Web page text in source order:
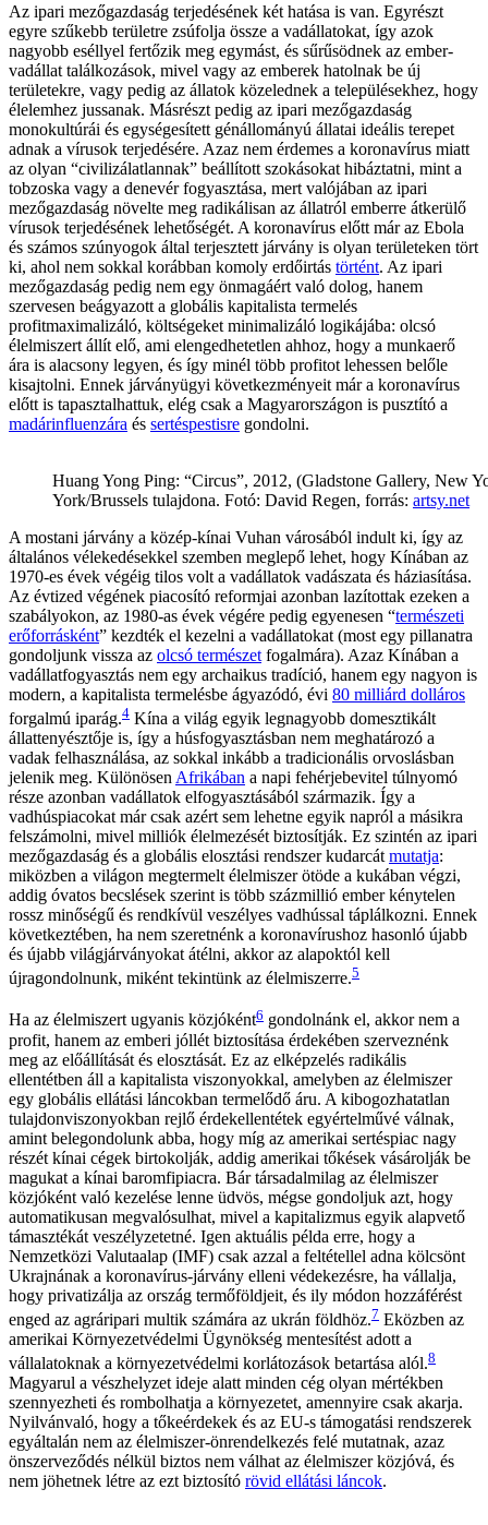
Az ipari mezőgazdaság terjedésének két hatása is van. Egyrészt
egyre szűkebb területre zsúfolja össze a vadállatokat, így azok
nagyobb eséllyel fertőzik meg egymást, és sűrűsödnek az ember-
vadállat találkozások, mivel vagy az emberek hatolnak be új
területekre, vagy pedig az állatok közelednek a településekhez, hogy
élelemhez jussanak. Másrészt pedig az ipari mezőgazdaság
monokultúrái és egységesített génállományú állatai ideális terepet
adnak a vírusok terjedésére. Azaz nem érdemes a koronavírus miatt
az olyan “civilizálatlannak” beállított szokásokat hibáztatni, mint a
tobzoska vagy a denevér fogyasztása, mert valójában az ipari
mezőgazdaság növelte meg radikálisan az állatról emberre átkerülő
vírusok terjedésének lehetőségét. A koronavírus előtt már az Ebola
és számos szúnyogok által terjesztett járvány is olyan területeken tört
ki, ahol nem sokkal korábban komoly erdőirtás történt. Az ipari
mezőgazdaság pedig nem egy önmagáért való dolog, hanem
szervesen beágyazott a globális kapitalista termelés
profitmaximalizáló, költségeket minimalizáló logikájába: olcsó
élelmiszert állít elő, ami elengedhetetlen ahhoz, hogy a munkaerő
ára is alacsony legyen, és így minél több profitot lehessen belőle
kisajtolni. Ennek járványügyi következményeit már a koronavírus
előtt is tapasztalhattuk, elég csak a Magyarországon is pusztító a
madárinfluenzára és sertéspestisre gondolni.
Huang Yong Ping: “Circus”, 2012, (Gladstone Gallery, New
York/Brussels tulajdona. Fotó: David Regen, forrás: artsy.net
A mostani járvány a közép-kínai Vuhan városából indult ki, így az
általános vélekedésekkel szemben meglepő lehet, hogy Kínában az
1970-es évek végéig tilos volt a vadállatok vadászata és háziasítása.
Az évtized végének piacosító reformjai azonban lazítottak ezeken a
szabályokon, az 1980-as évek végére pedig egyenesen “természeti
erőforrásként” kezdték el kezelni a vadállatokat (most egy pillanatra
gondoljunk vissza az olcsó természet fogalmára). Azaz Kínában a
vadállatfogyasztás nem egy archaikus tradíció, hanem egy nagyon is
modern, a kapitalista termelésbe ágyazódó, évi 80 milliárd dolláros
forgalmú iparág.4 Kína a világ egyik legnagyobb domesztikált
állattenyésztője is, így a húsfogyasztásban nem meghatározó a
vadak felhasználása, az sokkal inkább a tradicionális orvoslásban
jelenik meg. Különösen Afrikában a napi fehérjebevitel túlnyomó
része azonban vadállatok elfogyasztásából származik. Így a
vadhúspiacokat már csak azért sem lehetne egyik napról a másikra
felszámolni, mivel milliók élelmezését biztosítják. Ez szintén az ipari
mezőgazdaság és a globális elosztási rendszer kudarcát mutatja:
miközben a világon megtermelt élelmiszer ötöde a kukában végzi,
addig óvatos becslések szerint is több százmillió ember kénytelen
rossz minőségű és rendkívül veszélyes vadhússal táplálkozni. Ennek
következtében, ha nem szeretnénk a koronavírushoz hasonló újabb
és újabb világjárványokat átélni, akkor az alapoktól kell
újragondolnunk, miként tekintünk az élelmiszerre.5
Ha az élelmiszert ugyanis közjóként6 gondolnánk el, akkor nem a
profit, hanem az emberi jóllét biztosítása érdekében szerveznénk
meg az előállítását és elosztását. Ez az elképzelés radikális
ellentétben áll a kapitalista viszonyokkal, amelyben az élelmiszer
egy globális ellátási láncokban termelődő áru. A kibogozhatatlan
tulajdonviszonyokban rejlő érdekellentétek egyértelművé válnak,
amint belegondolunk abba, hogy míg az amerikai sertéspiac nagy
részét kínai cégek birtokolják, addig amerikai tőkések vásárolják be
magukat a kínai baromfipiacra. Bár társadalmilag az élelmiszer
közjóként való kezelése lenne üdvös, mégse gondoljuk azt, hogy
automatikusan megvalósulhat, mivel a kapitalizmus egyik alapvető
támasztékát veszélyzetetné. Igen aktuális példa erre, hogy a
Nemzetközi Valutaalap (IMF) csak azzal a feltétellel adna kölcsönt
Ukrajnának a koronavírus-járvány elleni védekezésre, ha vállalja,
hogy privatizálja az ország termőföldjeit, és ily módon hozzáférést
enged az agráripari multik számára az ukrán földhöz.7 Eközben az
amerikai Környezetvédelmi Ügynökség mentesítést adott a
vállalatoknak a környezetvédelmi korlátozások betartása alól.8
Magyarul a vészhelyzet ideje alatt minden cég olyan mértékben
szennyezheti és rombolhatja a környezetet, amennyire csak akarja.
Nyilvánvaló, hogy a tőkeérdekek és az EU-s támogatási rendszerek
egyáltalán nem az élelmiszer-önrendelkezés felé mutatnak, azaz
önszerveződés nélkül biztos nem válhat az élelmiszer közjóvá, és
nem jöhetnek létre az ezt biztosító rövid ellátási láncok.